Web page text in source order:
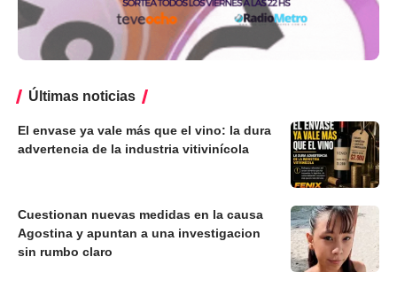
Últimas noticias
El envase ya vale más que el vino: la dura
advertencia de la industria vitivinícola
Cuestionan nuevas medidas en la causa
Agostina y apuntan a una investigacion
sin rumbo claro